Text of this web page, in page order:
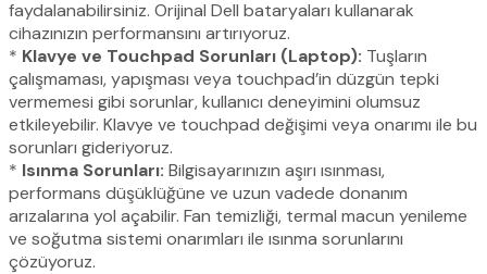
faydalanabilirsiniz. Orijinal Dell bataryaları kullanarak
cihazınızın performansını artırıyoruz.
* Klavye ve Touchpad Sorunları (Laptop): Tuşların
çalışmaması, yapışması veya touchpad’in düzgün tepki
vermemesi gibi sorunlar, kullanıcı deneyimini olumsuz
etkileyebilir. Klavye ve touchpad değişimi veya onarımı ile bu
sorunları gideriyoruz.
* Isınma Sorunları: Bilgisayarınızın aşırı ısınması,
performans düşüklüğüne ve uzun vadede donanım
arızalarına yol açabilir. Fan temizliği, termal macun yenileme
ve soğutma sistemi onarımları ile ısınma sorunlarını
çözüyoruz.